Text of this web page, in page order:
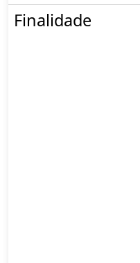
Finalidade